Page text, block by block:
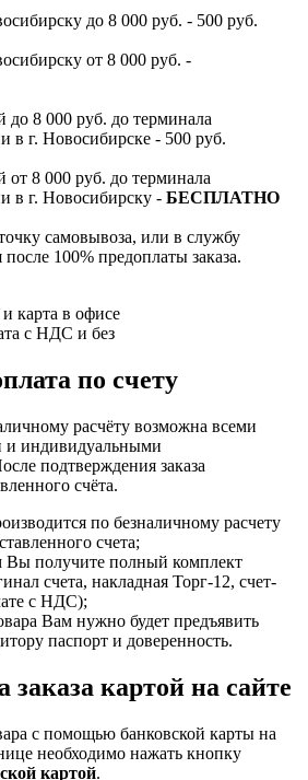
до 8 000 руб. - 500 руб.
от 8 000 руб. -
до 8 000 руб. до терминала
в г. Новосибирске - 500 руб.
от 8 000 руб. до терминала
в г. Новосибирску - БЕСПЛАТНО
самовывоза, или в службу
100% предоплаты заказа.
карта в офисе
с НДС и без
по счету
расчёту возможна всеми
индивидуальными
подтверждения заказа
счёта.
по безналичному расчету
счета;
Вы получите полный комплект
счета, накладная Торг-12, счет-
с НДС);
Вам нужно будет предъявить
паспорт и доверенность.
картой на сайте
с помощью банковской карты на
необходимо нажать кнопку
картой.